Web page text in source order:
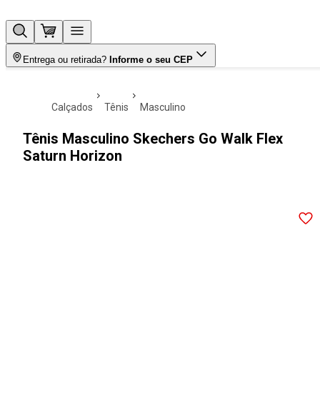
Entrega ou retirada? Informe o seu CEP
calçados tênis masculino
Tênis Masculino Skechers Go Walk Flex
Saturn Horizon